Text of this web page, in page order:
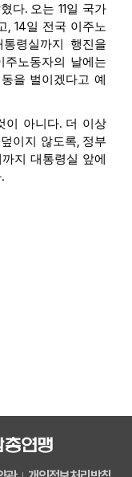
다. 오는 11일 국가
, 14일 전국 이주노
령실까지 행진을
주노동자의 날에는
을 벌이겠다고 예
이 아니다. 더 이상
이지 않도록, 정부
지 대통령실 앞에
.